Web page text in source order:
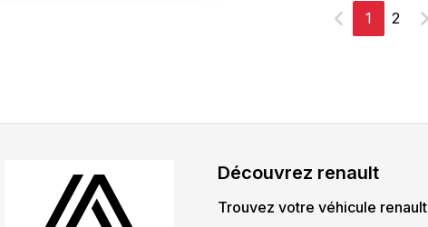
Précédent
1 2
Découvrez renault
Trouvez votre véhicule renault